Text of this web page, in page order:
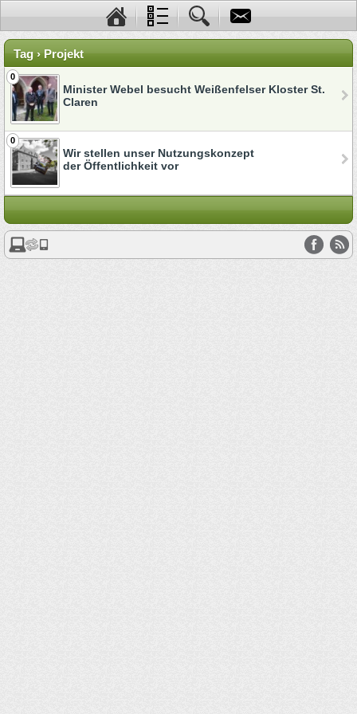
Tag › Projekt
0
Minister Webel besucht Weißenfelser Kloster St.
Claren
0
Wir stellen unser Nutzungskonzept
der Öffentlichkeit vor